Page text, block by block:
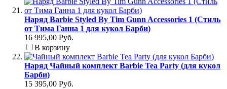
Наряд Barbie Styled By Tim Gunn Accessories 1 (Стиль
от Тима Ганна 1 для кукол Барби)
16 995,00 Руб.
В корзину
Наряд Чайный комплект Barbie Tea Party (для кукол
Барби)
15 395,00 Руб.